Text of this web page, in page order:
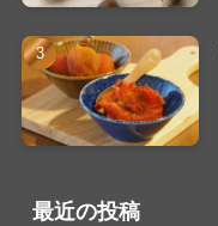
最近の投稿